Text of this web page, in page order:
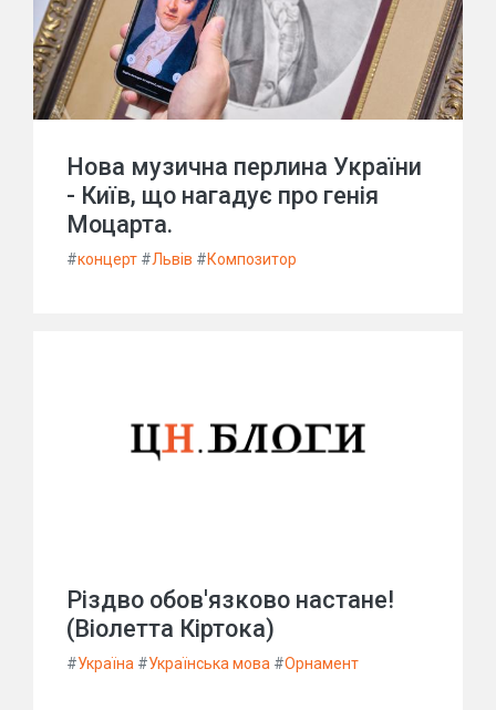
Нова музична перлина України
- Київ, що нагадує про генія
Моцарта.
#концерт #Львів #Композитор
Різдво обов'язково настане!
(Віолетта Кіртока)
#Україна #Українська мова #Орнамент